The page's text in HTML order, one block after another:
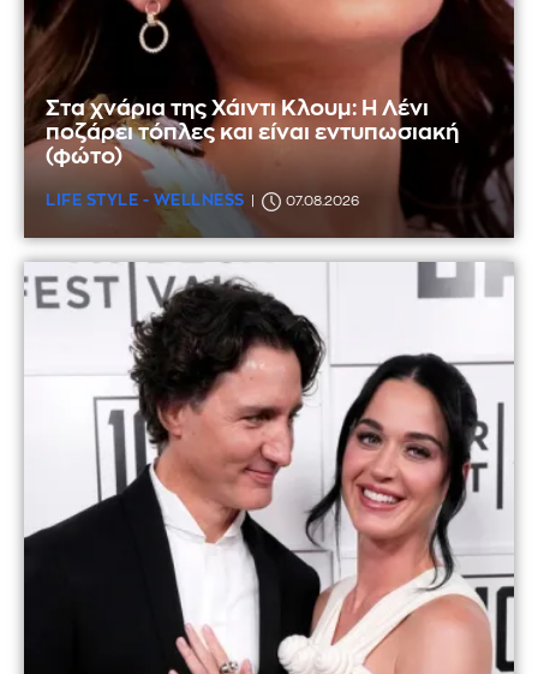
Στα χνάρια της Χάιντι Κλουμ: Η Λένι
ποζάρει τόπλες και είναι εντυπωσιακή
(φώτο)
LIFE STYLE - WELLNESS 07.08.2026